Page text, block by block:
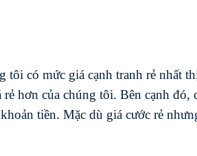
tôi có mức giá cạnh tranh rẻ nhất
hơn của chúng tôi. Bên cạnh đó,
tiền. Mặc dù giá cước rẻ